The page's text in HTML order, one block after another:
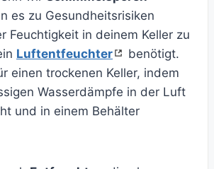
es zu Gesundheitsrisiken
Feuchtigkeit in deinem Keller zu
Luftentfeuchter
benötigt.
einen trockenen Keller, indem
Wasserdämpfe in der Luft
und in einem Behälter